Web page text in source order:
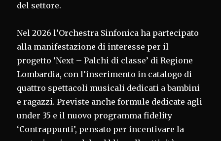
del settore.
Nel 2026 l’Orchestra Sinfonica ha partecipato
alla manifestazione di interesse per il
progetto ‘Next – Palchi di classe’ di Regione
Lombardia, con l’inserimento in catalogo di
quattro spettacoli musicali dedicati a bambini
e ragazzi. Previste anche formule dedicate agli
under 35 e il nuovo programma fidelity
‘Contrappunti’, pensato per incentivare la